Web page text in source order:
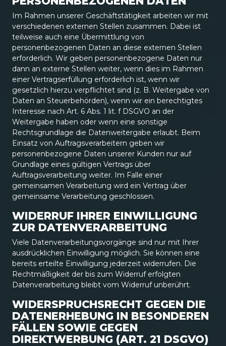
Im Rahmen unserer Geschäftstätigkeit arbeiten wir mit
verschiedenen externen Stellen zusammen. Dabei ist
teilweise auch eine Übermittlung von
personenbezogenen Daten an diese externen Stellen
erforderlich. Wir geben personenbezogene Daten nur
dann an externe Stellen weiter, wenn dies im Rahmen
einer Vertragserfüllung erforderlich ist, wenn wir
gesetzlich hierzu verpflichtet sind (z. B. Weitergabe von
Daten an Steuerbehörden), wenn wir ein berechtigtes
Interesse nach Art. 6 Abs. 1 lit. f DSGVO an der
Weitergabe haben oder wenn eine sonstige
Rechtsgrundlage die Datenweitergabe erlaubt. Beim
Einsatz von Auftragsverarbeitern geben wir
personenbezogene Daten unserer Kunden nur auf
Grundlage eines gültigen Vertrags über
Auftragsverarbeitung weiter. Im Falle einer
gemeinsamen Verarbeitung wird ein Vertrag über
gemeinsame Verarbeitung geschlossen.
WIDERRUF IHRER EINWILLIGUNG
ZUR DATENVERARBEITUNG
Viele Datenverarbeitungsvorgänge sind nur mit Ihrer
ausdrücklichen Einwilligung möglich. Sie können eine
bereits erteilte Einwilligung jederzeit widerrufen. Die
Rechtmäßigkeit der bis zum Widerruf erfolgten
Datenverarbeitung bleibt vom Widerruf unberührt.
WIDERSPRUCHSRECHT GEGEN DIE
DATENERHEBUNG IN BESONDEREN
FÄLLEN SOWIE GEGEN
DIREKTWERBUNG (ART. 21 DSGVO)